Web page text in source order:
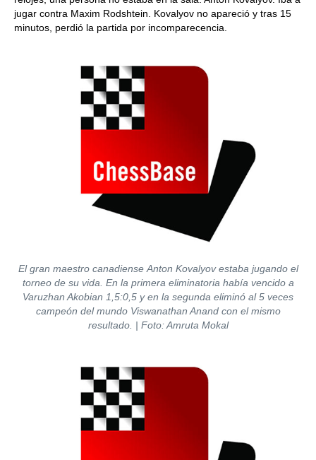
jugar contra Maxim Rodshtein. Kovalyov no apareció y tras 15
minutos, perdió la partida por incomparecencia.
El gran maestro canadiense Anton Kovalyov estaba jugando el
torneo de su vida. En la primera eliminatoria había vencido a
Varuzhan Akobian 1,5:0,5 y en la segunda eliminó al 5 veces
campeón del mundo Viswanathan Anand con el mismo
resultado. | Foto: Amruta Mokal